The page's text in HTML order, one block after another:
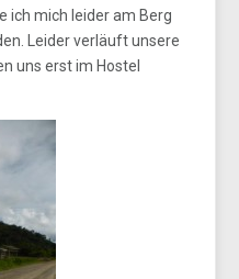
ich mich leider am Berg
Leider verläuft unsere
uns erst im Hostel